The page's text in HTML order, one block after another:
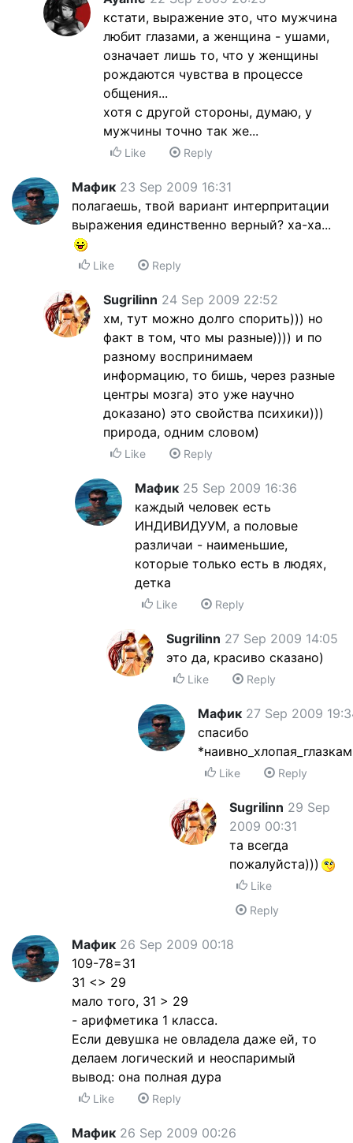
кстати, выражение это, что мужчина
любит глазами, а женщина - ушами,
означает лишь то, что у женщины
рождаются чувства в процессе
общения...
хотя с другой стороны, думаю, у
мужчины точно так же...
Like Reply
Мафик 23 Sep 2009 16:31
полагаешь, твой вариант интерпритации
выражения единственно верный? ха-ха...
Like Reply
Sugrilinn 24 Sep 2009 22:52
хм, тут можно долго спорить))) но
факт в том, что мы разные)))) и по
разному воспринимаем
информацию, то бишь, через разные
центры мозга) это уже научно
доказано) это свойства психики)))
природа, одним словом)
Like Reply
Мафик 25 Sep 2009 16:36
каждый человек есть
ИНДИВИДУУМ, а половые
различаи - наименьшие,
которые только есть в людях,
детка
Like Reply
Sugrilinn 27 Sep 2009 14:05
это да, красиво сказано)
Like Reply
Мафик 27 Sep 2009
спасибо
Like Reply
Sugrilinn 29 Sep
2009 00:31
та всегда
пожалуйста)))
Like
Reply
Мафик 26 Sep 2009 00:18
109-78=31
31 <> 29
мало того, 31 > 29
- арифметика 1 класса.
Если девушка не овладела даже ей, то
делаем логический и неоспаримый
вывод: она полная дура
Like Reply
Мафик 26 Sep 2009 00:26